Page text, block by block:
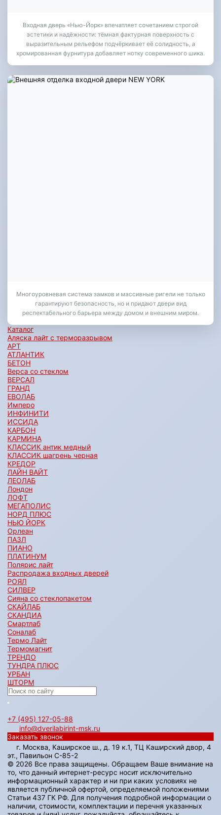
Входная дверь «Нью-Йорк» впечатляет сочетанием строгой
эстетики и надёжности: тёмная фактурная поверхность с
выразительным рельефом подчёркивает её солидность, а
хромированная фурнитура добавляет нотку современного шика.
Многоуровневая система замков и массивные ригели не только
гарантируют безопасность, но и придают двери вид
респектабельного барьера между домом и внешним миром.
Каталог
Аляска лайт с терморазрывом
АРТ
АТЛАНТИК
БЕТОН
Верса со стеклом
ВЕРСАЛ
ГРАНД
ЕВОЛАБ
Имперо
ИНФИНИТИ
ИССИДА
КАРБОН
КАРМИНА
КЛАССИК антик медный
КЛАССИК шагрень черная
КРЕДОР
ЛАЙН ВАЙТ
ЛЕОЛАБ
Лондон
ЛОФТ
МЕГАПОЛИС
НОРД ПЛЮС
НЬЮ ЙОРК
Орлеан
ПАЗЛ
ПИАНО
ПЛАТИНУМ
Полярис лайт
Распродажа входных дверей
РОЯЛ
СИЛВЕР
Сияна со стеклопакетом
СКАЙЛАБ
СКАНДИA
Смартлаб
Соналаб
Термо Лайт
Термомагнит
ТРЕНДО
ТУНДРА ПЛЮС
УРБАН
ШТОРМ
+7 (495) 127-05-88‬
info@dverilabirint-msk.ru
Заказать звонок
г. Москва, Каширское ш., д. 19 к.1, ТЦ Каширский двор, 4
эт., Павильон C-85-2
© 2026 Все права защищены. Обращаем Ваше внимание на
то, что данный интернет-ресурс носит исключительно
информационный характер и ни при каких условиях не
является публичной офертой, определяемой положениями
Статьи 437 ГК РФ. Для получения подробной информации о
наличии, стоимости, комплектации и перечня указанных